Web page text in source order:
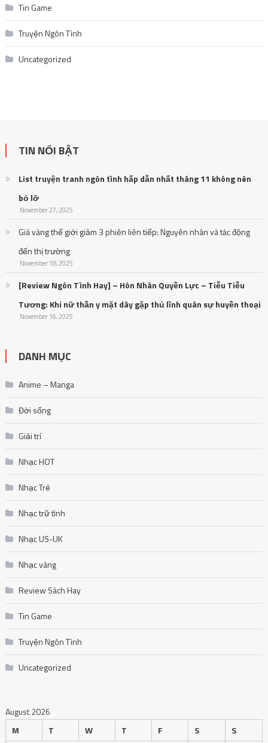
Tin Game
Truyện Ngôn Tình
Uncategorized
TIN NỔI BẬT
List truyện tranh ngôn tình hấp dẫn nhất tháng 11 không nên
bỏ lỡ
November 27, 2025
Giá vàng thế giới giảm 3 phiên liên tiếp: Nguyên nhân và tác động
đến thị trường
November 18, 2025
[Review Ngôn Tình Hay] – Hôn Nhân Quyền Lực – Tiễu Tiễu
Tương: Khi nữ thần y mặt dày gặp thủ lĩnh quân sự huyền thoại
November 16, 2025
DANH MỤC
Anime – Manga
Đời sống
Giải trí
Nhạc HOT
Nhạc Trẻ
Nhạc trữ tình
Nhạc US-UK
Nhạc vàng
Review Sách Hay
Tin Game
Truyện Ngôn Tình
Uncategorized
August 2026
M
T W T F S S